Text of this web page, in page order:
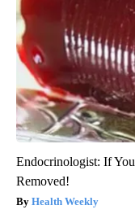
Endocrinologist: If
Removed!
Health Weekly